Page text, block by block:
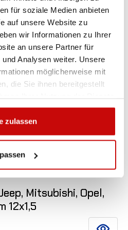
für soziale Medien anbieten
auf unsere Website zu
wir Informationen zu Ihrer
an unsere Partner für
Analysen weiter. Unsere
möglicherweise mit
die Sie ihnen bereitgestellt
zulassen

Mitsubishi, Opel,
12x1,5